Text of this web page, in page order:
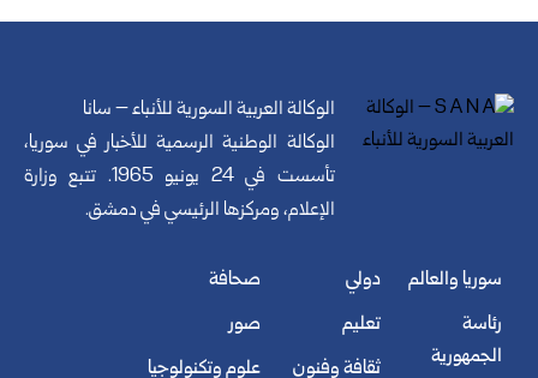
الوكالة العربية السورية للأنباء – سانا
الوكالة الوطنية الرسمية للأخبار في سوريا،
تأسست في 24 يونيو 1965. تتبع وزارة
الإعلام، ومركزها الرئيسي في دمشق.
سوريا والعالم
رئاسة
الجمهورية
دولي
تعليم
ثقافة وفنون
صحافة
صور
علوم وتكنولوجيا